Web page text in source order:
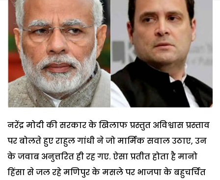
नरेंद्र मोदी की सरकार के खिलाफ प्रस्तुत अविश्वास प्रस्ताव
पर बोलते हुए राहुल गांधी ने जो मार्मिक सवाल उठाए, उन
के जवाब अनुत्तरित ही रह गए. ऐसा प्रतीत होता है मानो
हिंसा से जल रहे मणिपुर के मसले पर भाजपा के बहुचर्चित